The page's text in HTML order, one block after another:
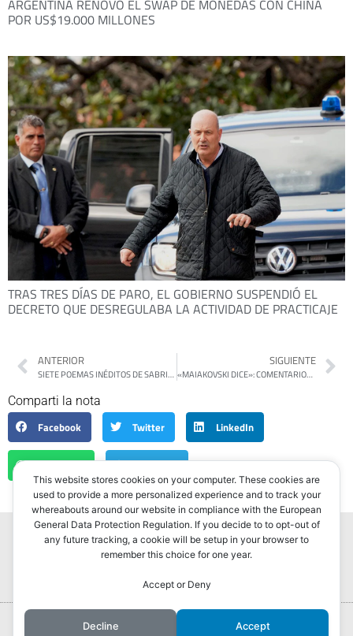
ARGENTINA RENOVÓ EL SWAP DE MONEDAS CON CHINA
POR US$19.000 MILLONES
TRAS TRES DÍAS DE PARO, EL GOBIERNO SUSPENDIÓ EL
DECRETO QUE DESREGULABA LA ACTIVIDAD DE PRACTICAJE
ANTERIOR
SIETE POEMAS INÉDITOS DE SABRINA BARREGO
SIGUIENTE
«MAIAKOVSKI DICE»: COMENTARIOS CRÍTICOS DE ALEJANDRO RUBIO EN BLOGS
Comparti la nota
Facebook
Twitter LinkedIn
WhatsApp Telegram
Portada Hurlingham Post ®2022
This website stores cookies on your computer. These cookies are
used to provide a more personalized experience and to track your
whereabouts around our website in compliance with the European
General Data Protection Regulation. If you decide to to opt-out of
any future tracking, a cookie will be setup in your browser to
remember this choice for one year.
Accept or Deny
Decline Accept